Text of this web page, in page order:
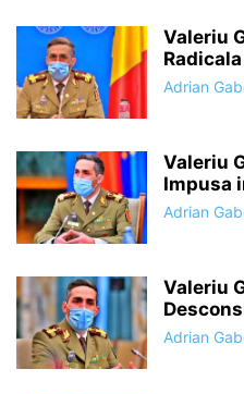
Valeriu
Adrian
Valeriu
Impusa
Adrian
Valeriu
Adrian